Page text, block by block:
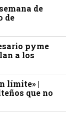
de
de
pyme
a los
límite» |
que no